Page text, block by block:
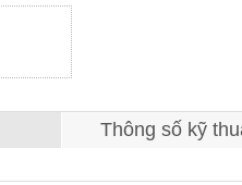
Thông số kỹ